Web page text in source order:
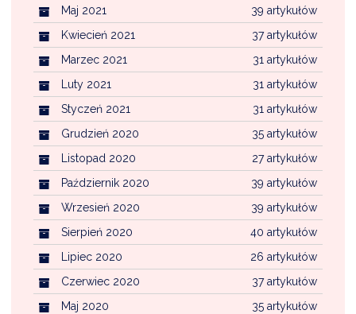
39 artykułów
Maj 2021
37 artykułów
Kwiecień 2021
31 artykułów
Marzec 2021
31 artykułów
Luty 2021
31 artykułów
Styczeń 2021
35 artykułów
Grudzień 2020
27 artykułów
Listopad 2020
39 artykułów
Październik 2020
39 artykułów
Wrzesień 2020
40 artykułów
Sierpień 2020
26 artykułów
Lipiec 2020
37 artykułów
Czerwiec 2020
35 artykułów
Maj 2020